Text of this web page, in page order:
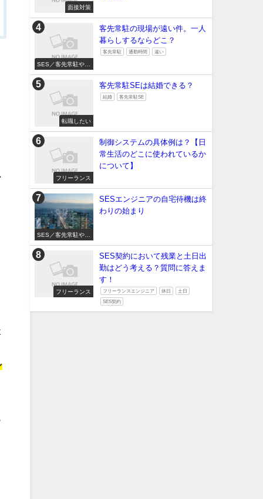
面接対策
SES／客先常駐やめ
たい
客先常駐の現場が遠い件。一人
暮らしするならどこ？
客先常駐 通勤時間 遠い
転職したい
客先常駐SEは結婚できる？
結婚 客先常駐SE
フリーランス
制御システムの具体例は？【日
常生活のどこに使われているか
について】
SES／客先常駐やめ
たい
SESエンジニアの自宅待機は終
わりの始まり
フリーランス
SES契約において残業と土日出
勤はどう考える？質問に答えま
す！
フリーランスエンジニア 休日 土日
SES契約